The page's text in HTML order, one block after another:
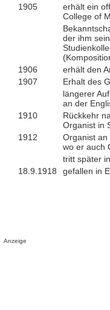
1905
erhält ein
College of
der ihm
1906
erhält den
1907
Erhalt des
längerer
an der
1910
Rückkehr
Organist in
1912
Organist an
wo er auch
tritt später
18.9.1918
gefallen in
Anzeige